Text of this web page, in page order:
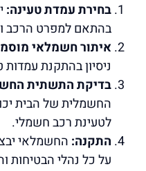
בחירת עמדת טעינה:
בהתאם למפרט הרכב
איתור חשמלאי
ניסיון בהתקנת
בדיקת התשתית
החשמלית של הבית
לטעינת רכב חשמלי.
התקנה: החשמלאי
על כל נהלי הבטיחות